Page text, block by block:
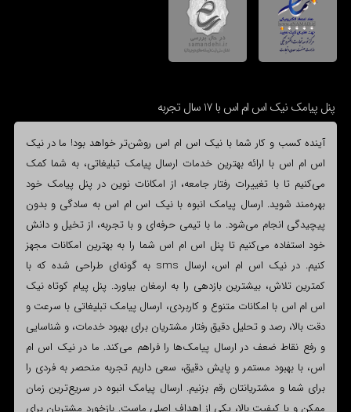
پنل پیامک نیک اس ام اس با 17 سال تجربه
آینده کسب و کار شما با نیک اس ام اس روشن‌تر خواهد بود! ما در نیک
اس ام اس با ارائه بهترین خدمات ارسال پیامک تبلیغاتی، به شما کمک
می‌کنیم تا با تغییرات رفتار جامعه، از امکانات نوین در پنل پیامک خود
بهره‌مند شوید. ارسال پیامک انبوه با نیک اس ام اس به سادگی و بدون
پیچیدگی انجام می‌شود. ما با تیمی حرفه‌ای و با تجربه، از تخیل و دانش
خود استفاده می‌کنیم تا پنل اس ام اس شما را به بهترین امکانات مجهز
کنیم. در نیک اس ام اس، ارسال sms به گونه‌ای طراحی شده که با
کمترین تلاش، بیشترین بازدهی را به ارمغان بیاورد. پنل پیام کوتاه نیک
اس ام اس با امکانات متنوع و کاربردی، ارسال پیامک تبلیغاتی با سرعت و
دقت بالا، رصد و تحلیل دقیق رفتار مشتریان برای بهبود خدمات، و شناسایی
و رفع نقاط ضعف در ارسال پیامک‌ها را فراهم می‌کند. ما در نیک اس ام
اس، با بهبود مستمر و پایش دقیق، سعی داریم تجربه منحصر به فردی را
برای شما و مشتریانتان رقم بزنیم. ارسال پیامک انبوه در سریع‌ترین زمان
ممکن و با کیفیت بالا، یکی از اهداف اصلی ماست. بازخورد مشتریان برای